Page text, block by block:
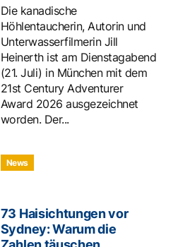
Die kanadische
Höhlentaucherin, Autorin und
Unterwasserfilmerin Jill
Heinerth ist am Dienstagabend
(21. Juli) in München mit dem
21st Century Adventurer
Award 2026 ausgezeichnet
worden. Der...
News
73 Haisichtungen vor
Sydney: Warum die